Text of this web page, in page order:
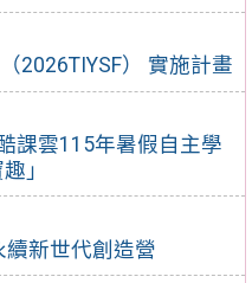
2026TIYSF） 實施計畫
課雲115年暑假自主學
」
新世代創造營